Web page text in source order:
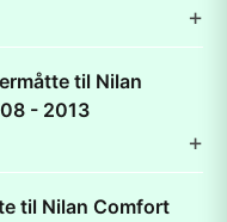
til Nilan
- 2013
til Nilan Comfort